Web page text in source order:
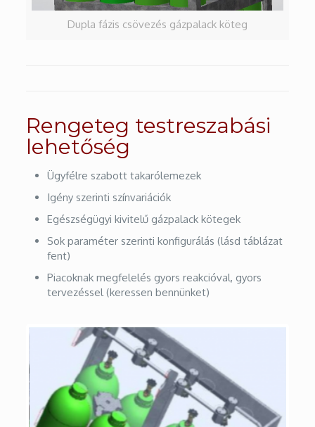
Dupla fázis csövezés gázpalack köteg
Rengeteg testreszabási
lehetőség
Ügyfélre szabott takarólemezek
Igény szerinti színvariációk
Egészségügyi kivitelű gázpalack kötegek
Sok paraméter szerinti konfigurálás (lásd táblázat
fent)
Piacoknak megfelelés gyors reakcióval, gyors
tervezéssel (keressen bennünket)